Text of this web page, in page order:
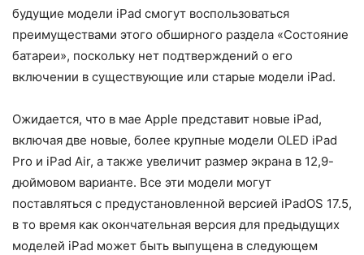
будущие модели iPad смогут воспользоваться
преимуществами этого обширного раздела «Состояние
батареи», поскольку нет подтверждений о его
включении в существующие или старые модели iPad.
Ожидается, что в мае Apple представит новые iPad,
включая две новые, более крупные модели OLED iPad
Pro и iPad Air, а также увеличит размер экрана в 12,9-
дюймовом варианте. Все эти модели могут
поставляться с предустановленной версией iPadOS 17.5,
в то время как окончательная версия для предыдущих
моделей iPad может быть выпущена в следующем